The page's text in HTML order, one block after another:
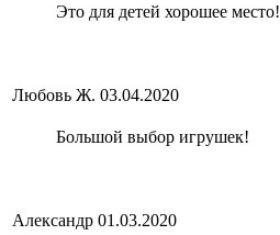
Это для детей хорошее место!
Любовь Ж. 03.04.2020
Большой выбор игрушек!
Александр 01.03.2020